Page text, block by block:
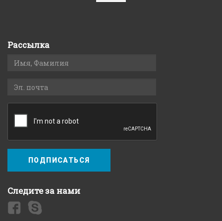
Рассылка
ПОДПИСАТЬСЯ
Следите за нами